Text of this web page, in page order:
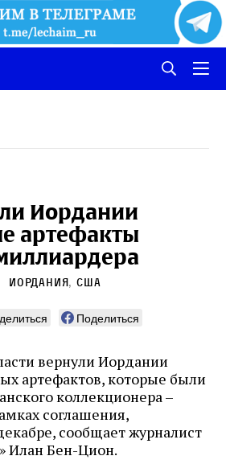
Иордании
артефакты
Иордания,сша
Поделиться
вернули Иордании
артефактов, которые были
коллекционера –
соглашения,
сообщает журналист
Илан Бен-Цион.